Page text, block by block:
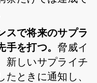
スで将来のサプラ
を打つ。 脅威イ
新しいサプライチ
たときに通知し、